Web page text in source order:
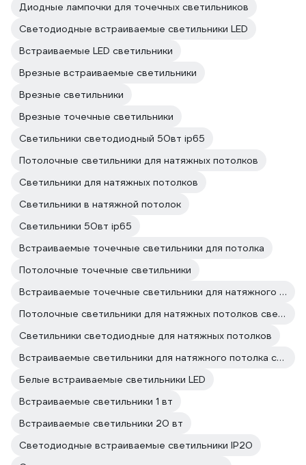
Диодные лампочки для точечных светильников
Светодиодные встраиваемые светильники LED
Встраиваемые LED светильники
Врезные встраиваемые светильники
Врезные светильники
Врезные точечные светильники
Светильники светодиодный 50вт ip65
Потолочные светильники для натяжных потолков
Светильники для натяжных потолков
Светильники в натяжной потолок
Светильники 50вт ip65
Встраиваемые точечные светильники для потолка
Потолочные точечные светильники
Встраиваемые точечные светильники для натяжного потолка
Потолочные светильники для натяжных потолков светодиодные
Светильники светодиодные для натяжных потолков
Встраиваемые светильники для натяжного потолка светодиодные
Белые встраиваемые светильники LED
Встраиваемые светильники 1 вт
Встраиваемые светильники 20 вт
Светодиодные встраиваемые светильники IP20